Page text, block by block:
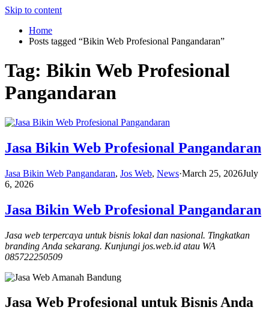
Skip to content
Home
Posts tagged “Bikin Web Profesional Pangandaran”
Tag: Bikin Web Profesional
Pangandaran
Jasa Bikin Web Profesional Pangandaran
Jasa Bikin Web Pangandaran, Jos Web, News·March 25, 2026July
6, 2026
Jasa Bikin Web Profesional Pangandaran
Jasa web terpercaya untuk bisnis lokal dan nasional. Tingkatkan
branding Anda sekarang. Kunjungi jos.web.id atau WA
085722250509
Jasa Web Profesional untuk Bisnis Anda